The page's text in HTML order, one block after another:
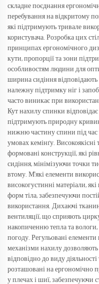
складне поєднання
перебування на відкритому
які підтримують тривале
користувача. Розробка цих
принципах ергономічного
кути, пропорції та зони
особливостям людини для
ширина сидіння
належну підтримку ніг і
часто виникає при
Кут нахилу спинки
підтримують природну
нижню частину спини під час
умовах кемінґу. Високоякісні
формовані конструкції, які
сидіння, мінімізуючи точки
втому. М'які елементи
високогустинні матеріали,
форм тіла, забезпечуючи
використання. Дихаючі
вентиляції, що сприяють
накопиченню тепла та
погоду. Регульовані
механізми нахилу
відповідно до виду
розташовані на ергономічно
у плечах і шиї, забезпечуючи